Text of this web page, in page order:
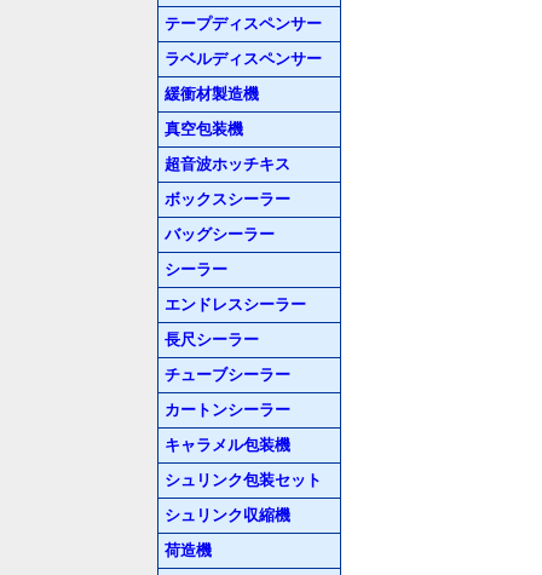
テープディスペンサー
ラベルディスペンサー
緩衝材製造機
真空包装機
超音波ホッチキス
ボックスシーラー
バッグシーラー
シーラー
エンドレスシーラー
長尺シーラー
チューブシーラー
カートンシーラー
キャラメル包装機
シュリンク包装セット
シュリンク収縮機
荷造機